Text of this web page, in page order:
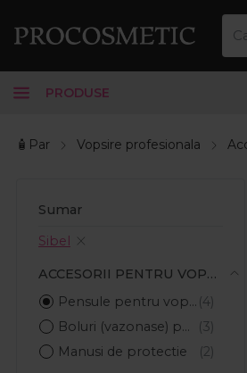
PRODUSE
🧴Par Vopsire profesionala
Sumar
Sibel
ACCESORII PENTRU VOPSIRE SI DECOLORARE
Pensule pentru vopsea
Boluri (vazonase) pentru vopsea
Manusi de protectie